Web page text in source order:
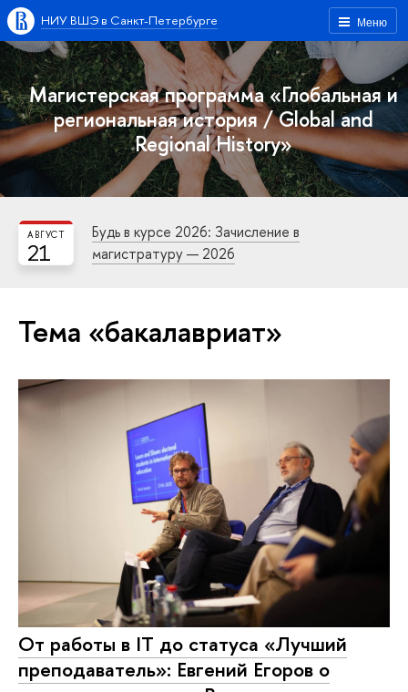
Меню
НИУ ВШЭ в Санкт-Петербурге
Магистерская программа «Глобальная и
региональная история / Global and
Regional History»
21
АВГУСТ
Будь в курсе 2026: Зачисление в
магистратуру — 2026
Тема «бакалавриат»
От работы в IT до статуса «Лучший
преподаватель»: Евгений Егоров о